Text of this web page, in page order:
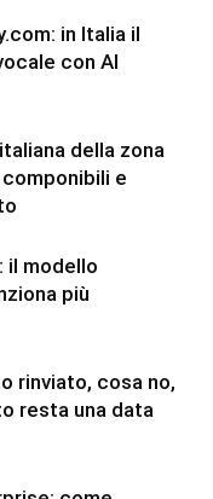
in Italia il
con AI
della zona
e
il modello
più
rinviato, cosa no,
resta una data